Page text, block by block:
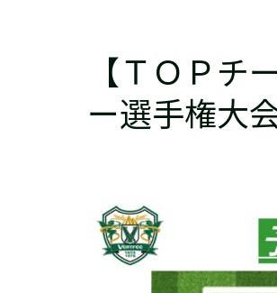
【ＴＯＰチ
ー選手権大会準